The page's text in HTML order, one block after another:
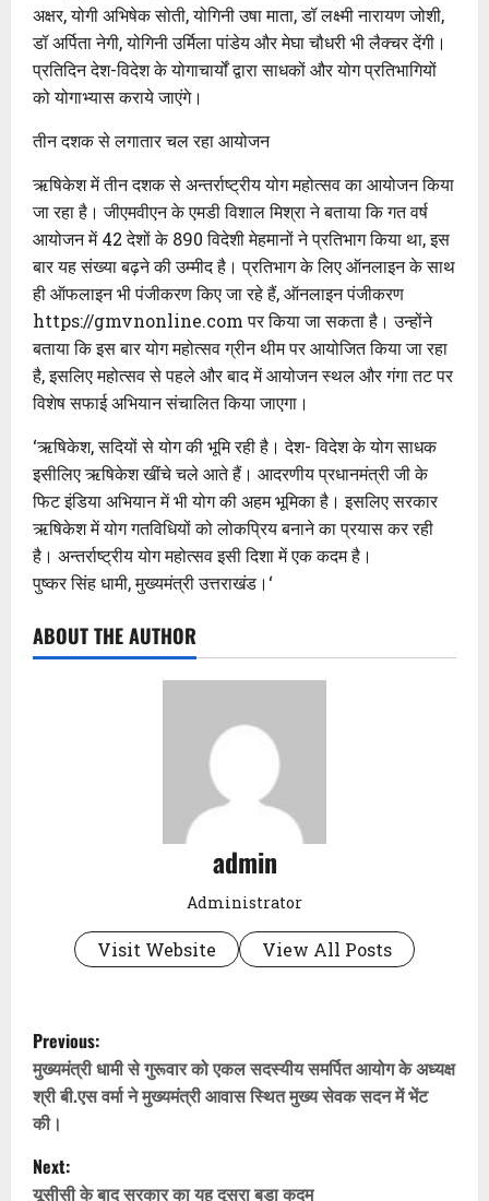
अक्षर, योगी अभिषेक सोती, योगिनी उषा माता, डॉ लक्ष्मी नारायण जोशी,
डॉ अर्पिता नेगी, योगिनी उर्मिला पांडेय और मेघा चौधरी भी लैक्चर देंगी।
प्रतिदिन देश-विदेश के योगाचार्यों द्वारा साधकों और योग प्रतिभागियों
को योगाभ्यास कराये जाएंगे।
तीन दशक से लगातार चल रहा आयोजन
ऋषिकेश में तीन दशक से अन्तर्राष्ट्रीय योग महोत्सव का आयोजन किया
जा रहा है। जीएमवीएन के एमडी विशाल मिश्रा ने बताया कि गत वर्ष
आयोजन में 42 देशों के 890 विदेशी मेहमानों ने प्रतिभाग किया था, इस
बार यह संख्या बढ़ने की उम्मीद है। प्रतिभाग के लिए ऑनलाइन के साथ
ही ऑफलाइन भी पंजीकरण किए जा रहे हैं, ऑनलाइन पंजीकरण
https://gmvnonline.com पर किया जा सकता है। उन्होंने
बताया कि इस बार योग महोत्सव ग्रीन थीम पर आयोजित किया जा रहा
है, इसलिए महोत्सव से पहले और बाद में आयोजन स्थल और गंगा तट पर
विशेष सफाई अभियान संचालित किया जाएगा।
‘ऋषिकेश, सदियों से योग की भूमि रही है। देश- विदेश के योग साधक
इसीलिए ऋषिकेश खींचे चले आते हैं। आदरणीय प्रधानमंत्री जी के
फिट इंडिया अभियान में भी योग की अहम भूमिका है। इसलिए सरकार
ऋषिकेश में योग गतविधियों को लोकप्रिय बनाने का प्रयास कर रही
है। अन्तर्राष्ट्रीय योग महोत्सव इसी दिशा में एक कदम है।
पुष्कर सिंह धामी, मुख्यमंत्री उत्तराखंड।‘
ABOUT THE AUTHOR
admin
Administrator
Visit Website View All Posts
P
o
s
t
Previous:
मुख्यमंत्री धामी से गुरूवार को एकल सदस्यीय समर्पित आयोग के अध्यक्ष
श्री बी.एस वर्मा ने मुख्यमंत्री आवास स्थित मुख्य सेवक सदन में भेंट
की।
Next:
यूसीसी के बाद सरकार का यह दूसरा बड़ा कदम